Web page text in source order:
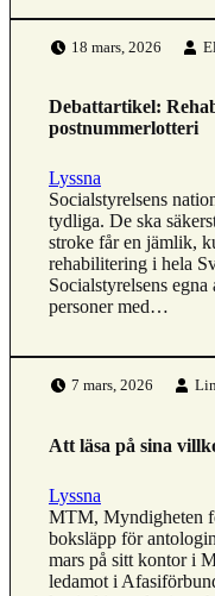
Debattartikel:
postnummerlotteri
Lyssna
Socialstyrelsens
tydliga. De ska
stroke får en jämlik,
rehabilitering i hela
Socialstyrelsens
personer med…
Publicerad den:
18 mars, 2026
Att läsa på sina
Lyssna
MTM, Myndigheten
boksläpp för
mars på sitt kontor i
ledamot i
Publicerad den:
7 mars, 2026